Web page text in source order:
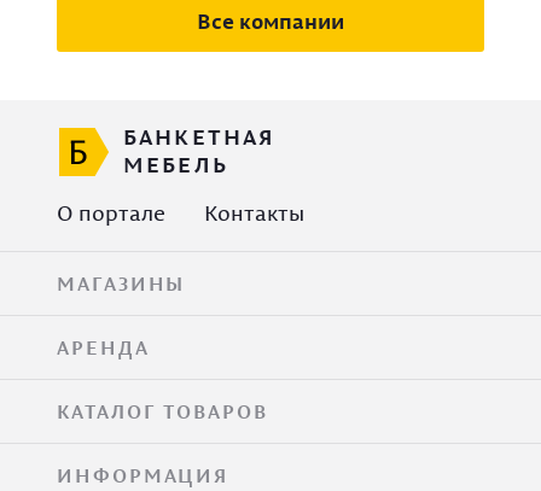
Все компании
БАНКЕТНАЯ
МЕБЕЛЬ
О портале
Контакты
МАГАЗИНЫ
АРЕНДА
КАТАЛОГ ТОВАРОВ
ИНФОРМАЦИЯ